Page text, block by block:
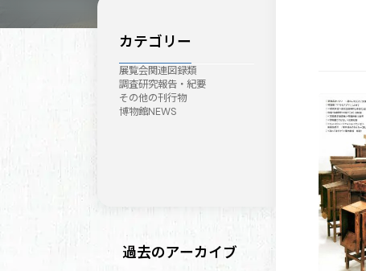
カテゴリー
展覧会関連図録類
調査研究報告・紀要
その他の刊行物
博物館NEWS
過去のアーカイブ